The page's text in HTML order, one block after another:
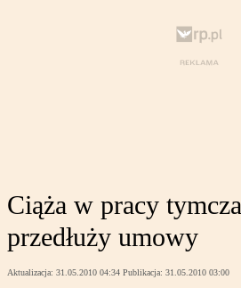
Ciąża w pracy
przedłuży umowy
Aktualizacja: 31.05.2010 04:34 Publikacja: 31.05.2010 03:00